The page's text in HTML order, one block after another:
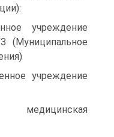
учреждение
(Муниципальное
учреждение